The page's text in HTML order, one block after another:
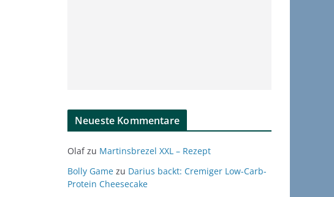
Neueste Kommentare
Olafzu Martinsbrezel XXL – Rezept
Bolly Game zu Darius backt: Cremiger Low-Carb-
Protein Cheesecake